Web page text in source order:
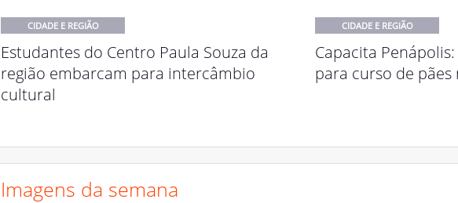
CIDADE E REGIÃO
Estudantes do Centro Paula Souza da
região embarcam para intercâmbio
cultural
CIDADE E REGIÃO
Capacita
para curso de
Imagens da semana